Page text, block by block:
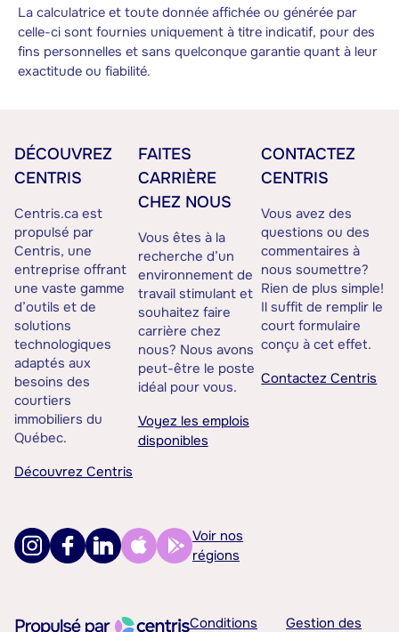
La calculatrice et toute donnée affichée ou générée par
celle-ci sont fournies uniquement à titre indicatif, pour des
fins personnelles et sans quelconque garantie quant à leur
exactitude ou fiabilité.
DÉCOUVREZ
CENTRIS
Centris.ca est
propulsé par
Centris, une
entreprise offrant
une vaste gamme
d’outils et de
solutions
technologiques
adaptés aux
besoins des
courtiers
immobiliers du
Québec.
Découvrez Centris
FAITES
CARRIÈRE
CHEZ NOUS
Vous êtes à la
recherche d’un
environnement de
travail stimulant et
souhaitez faire
carrière chez
nous? Nous avons
peut-être le poste
idéal pour vous.
Voyez les emplois
disponibles
CONTACTEZ
CENTRIS
Vous avez des
questions ou des
commentaires à
nous soumettre?
Rien de plus simple!
Il suffit de remplir le
court formulaire
conçu à cet effet.
Contactez Centris
Voir nos
régions
Conditions Gestion des